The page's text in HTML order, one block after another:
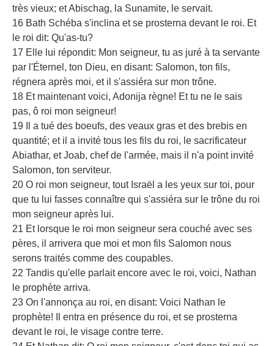
très vieux; et Abischag, la Sunamite, le servait.
16 Bath Schéba s'inclina et se prosterna devant le roi. Et
le roi dit: Qu'as-tu?
17 Elle lui répondit: Mon seigneur, tu as juré à ta servante
par l'Éternel, ton Dieu, en disant: Salomon, ton fils,
régnera après moi, et il s'assiéra sur mon trône.
18 Et maintenant voici, Adonija règne! Et tu ne le sais
pas, ô roi mon seigneur!
19 Il a tué des boeufs, des veaux gras et des brebis en
quantité; et il a invité tous les fils du roi, le sacrificateur
Abiathar, et Joab, chef de l'armée, mais il n'a point invité
Salomon, ton serviteur.
20 O roi mon seigneur, tout Israël a les yeux sur toi, pour
que tu lui fasses connaître qui s'assiéra sur le trône du roi
mon seigneur après lui.
21 Et lorsque le roi mon seigneur sera couché avec ses
pères, il arrivera que moi et mon fils Salomon nous
serons traités comme des coupables.
22 Tandis qu'elle parlait encore avec le roi, voici, Nathan
le prophète arriva.
23 On l'annonça au roi, en disant: Voici Nathan le
prophète! Il entra en présence du roi, et se prosterna
devant le roi, le visage contre terre.